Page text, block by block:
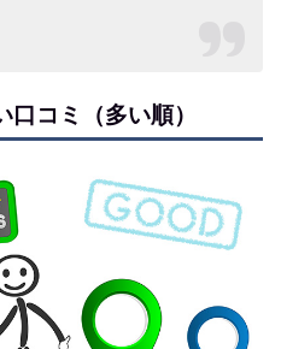
コミ（多い順）